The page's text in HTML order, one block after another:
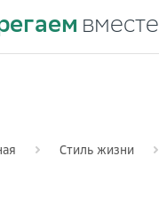
вместе
Стиль жизни